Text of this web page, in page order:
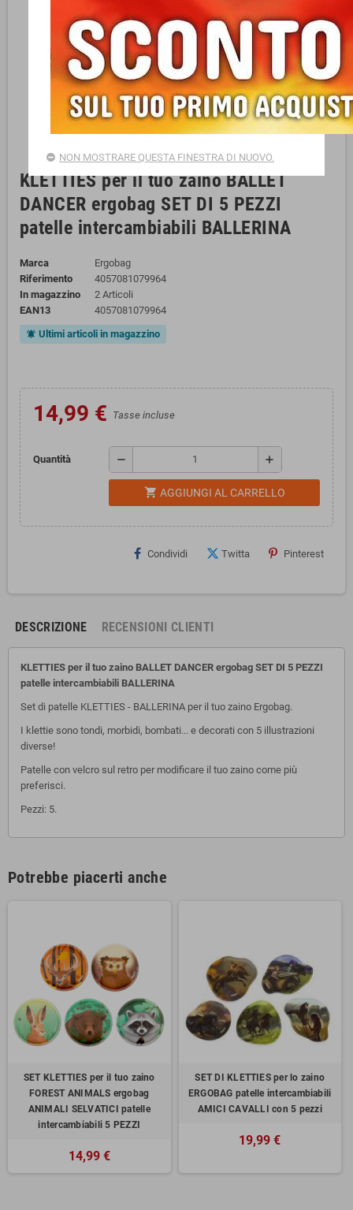
KLETTIES per il tuo zaino BALLET
DANCER ergobag SET DI 5 PEZZI
patelle intercambiabili BALLERINA
Marca
Ergobag
Riferimento
4057081079964
In magazzino
2 Articoli
EAN13
4057081079964
notifications_active Ultimi articoli in magazzino
14,99 € Tasse incluse
Quantità remove add
shopping_cart AGGIUNGI AL CARRELLO
Condividi Twitta Pinterest
DESCRIZIONE RECENSIONI CLIENTI
KLETTIES per il tuo zaino BALLET DANCER ergobag SET DI 5 PEZZI
patelle intercambiabili BALLERINA
Set di patelle KLETTIES - BALLERINA per il tuo zaino Ergobag.
I klettie sono tondi, morbidi, bombati... e decorati con 5 illustrazioni
diverse!
Patelle con velcro sul retro per modificare il tuo zaino come più
preferisci.
Pezzi: 5.
Potrebbe piacerti anche
SET KLETTIES per il tuo zaino
FOREST ANIMALS ergobag
ANIMALI SELVATICI patelle
intercambiabili 5 PEZZI
14,99 €
SET DI KLETTIES per lo zaino
ERGOBAG patelle intercambiabili
AMICI CAVALLI con 5 pezzi
19,99 €
NON MOSTRARE QUESTA FINESTRA DI NUOVO.